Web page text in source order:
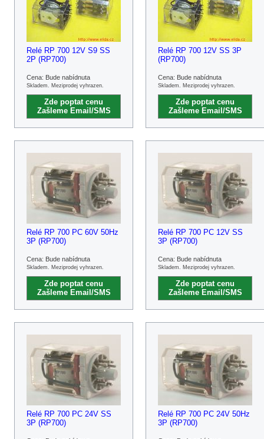
Relé RP 700 12V S9 SS
2P (RP700)
Cena: Bude nabídnuta
Skladem. Meziprodej vyhrazen.
Zde poptat cenu
Zašleme Email/SMS
Relé RP 700 12V SS 3P
(RP700)
Cena: Bude nabídnuta
Skladem. Meziprodej vyhrazen.
Zde poptat cenu
Zašleme Email/SMS
Relé RP 700 PC 60V 50Hz
3P (RP700)
Cena: Bude nabídnuta
Skladem. Meziprodej vyhrazen.
Zde poptat cenu
Zašleme Email/SMS
Relé RP 700 PC 12V SS
3P (RP700)
Cena: Bude nabídnuta
Skladem. Meziprodej vyhrazen.
Zde poptat cenu
Zašleme Email/SMS
Relé RP 700 PC 24V SS
3P (RP700)
Relé RP 700 PC 24V 50Hz
3P (RP700)